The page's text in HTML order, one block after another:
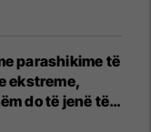
parashikime të
ekstreme,
do të jenë të